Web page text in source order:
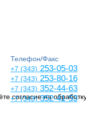
Телефон/Факс
+7 (343) 253-05-03
+7 (343) 253-80-16
+7 (343) 352-44-63
+7 (343)352-41-53
согласие на